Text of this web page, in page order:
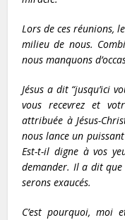
Lors de ces réunions,
milieu de nous.
nous manquons
Jésus a dit “jusqu’ici
vous recevrez et
attribuée à Jésus-
nous lance un
Est-t-il digne à vos
demander. Il a dit
serons exaucés.
C’est pourquoi, moi